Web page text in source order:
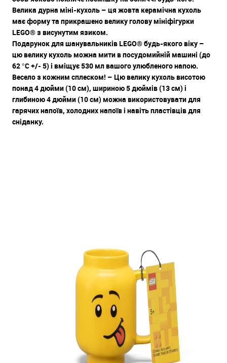
Велика дурна міні-кухоль – ця жовта керамічна кухоль
має форму та прикрашено велику голову мініфігурки
LEGO® з висунутим язиком.
Подарунок для шанувальників LEGO® будь-якого віку –
цю велику кухоль можна мити в посудомийній машині (до
62 °C +/- 5) і вміщує 530 мл вашого улюбленого напою.
Весело з кожним сплеском! – Цю велику кухоль висотою
понад 4 дюйми (10 см), шириною 5 дюймів (13 см) і
глибиною 4 дюйми (10 см) можна використовувати для
гарячих напоїв, холодних напоїв і навіть пластівців для
сніданку.